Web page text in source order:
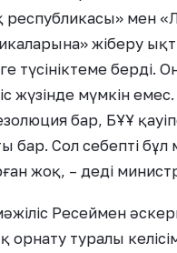
мен
жіберу
түсініктеме берді.
жүзінде мүмкін
бар, БҰҰ
бар. Сол себепті бұл
жоқ, – деді
Ресеймен
туралы